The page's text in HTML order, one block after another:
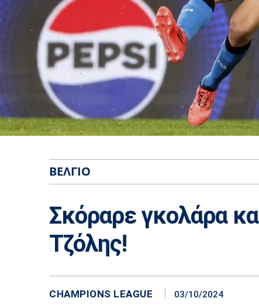
ΒΈΛΓΙΟ
Σκόραρε γκολάρα
Τζόλης!
CHAMPIONS LEAGUE 03/10/2024